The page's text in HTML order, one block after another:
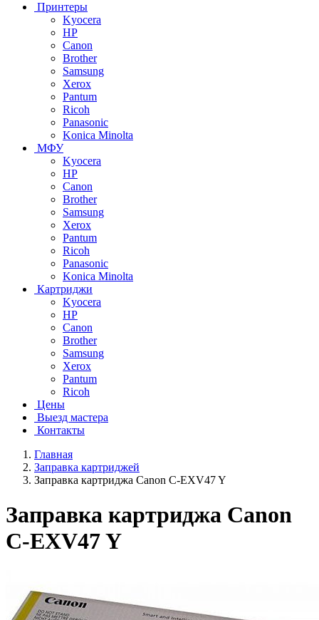
Принтеры
Kyocera
HP
Canon
Brother
Samsung
Xerox
Pantum
Ricoh
Panasonic
Konica Minolta
МФУ
Kyocera
HP
Canon
Brother
Samsung
Xerox
Pantum
Ricoh
Panasonic
Konica Minolta
Картриджи
Kyocera
HP
Canon
Brother
Samsung
Xerox
Pantum
Ricoh
Цены
Выезд мастера
Контакты
Главная
Заправка картриджей
Заправка картриджа Canon C-EXV47 Y
Заправка картриджа Canon
C-EXV47 Y